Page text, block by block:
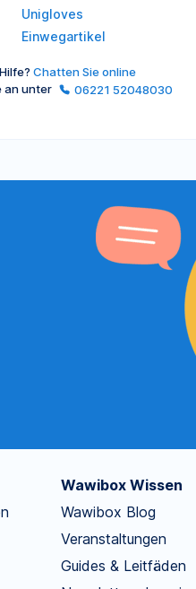
Unigloves
Einwegartikel
Chatten Sie online
an unter
06221 52048030
Wawibox Wissen
Wawibox Blog
Veranstaltungen
Guides & Leitfäden